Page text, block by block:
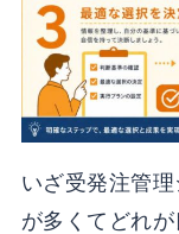
いざ受発注管
が多くてどれが